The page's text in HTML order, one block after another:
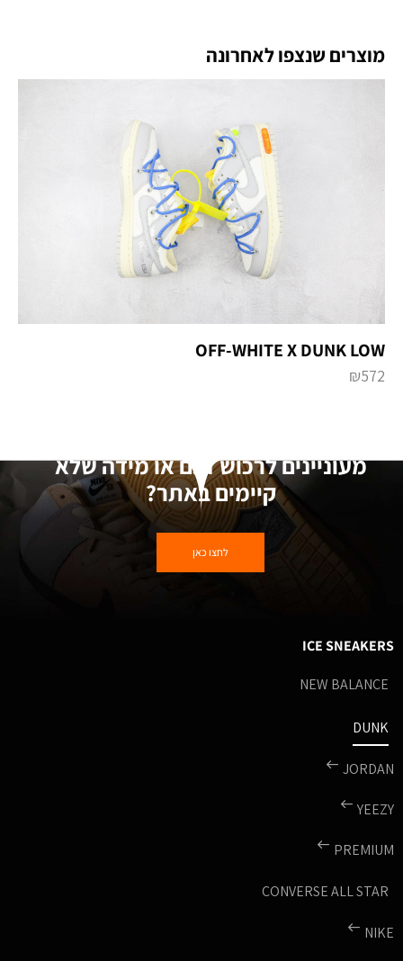
מוצרים שנצפו לאחרונה
OFF-WHITE X DUNK LOW
₪572
מעוניינים לרכוש דגם או מידה שלא
קיימים באתר?
לחצו כאן
ICE SNEAKERS
NEW BALANCE
DUNK
JORDAN
YEEZY
PREMIUM
CONVERSE ALL STAR
NIKE